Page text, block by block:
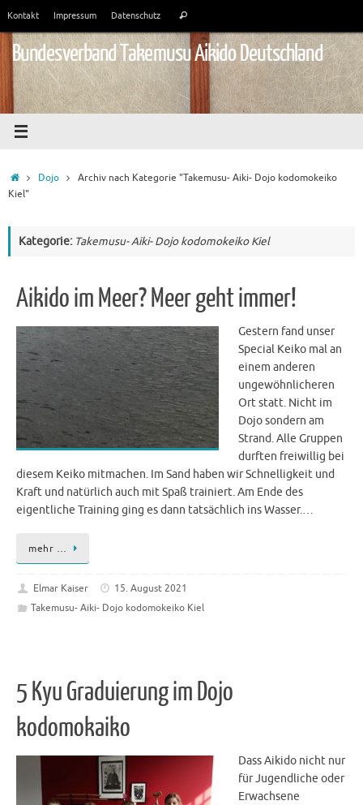
springen
Kontakt Impressum Datenschutz Suchen
Bundesverband Takemusu Aikido Deutschland
StartDojo
Archiv nach Kategorie "Takemusu- Aiki- Dojo kodomokeiko
Kiel"
Kategorie: Takemusu- Aiki- Dojo kodomokeiko Kiel
Aikido im Meer? Meer geht immer!
Gestern fand unser
Special Keiko mal an
einem anderen
ungewöhnlicheren
Ort statt. Nicht im
Dojo sondern am
Strand. Alle Gruppen
durften freiwillig bei
diesem Keiko mitmachen. Im Sand haben wir Schnelligkeit und
Kraft und natürlich auch mit Spaß trainiert. Am Ende des
eigentliche Training ging es dann tatsächlich ins Wasser.…
mehr …
Elmar Kaiser
15. August 2021
Takemusu- Aiki- Dojo kodomokeiko Kiel
5 Kyu Graduierung im Dojo
kodomokaiko
Dass Aikido nicht nur
für Jugendliche oder
Erwachsene